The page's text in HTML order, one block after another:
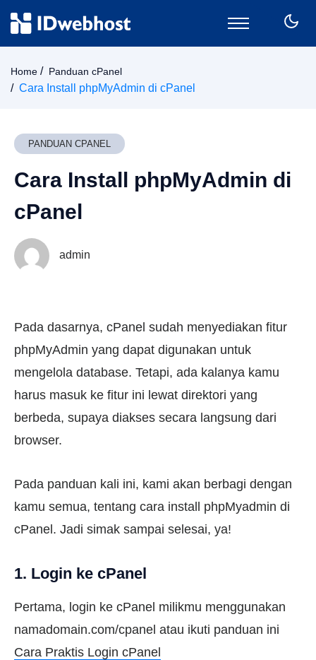
Hosting
Wordpress
Home Panduan cPanel
Cara Install phpMyAdmin di cPanel
PANDUAN CPANEL
Cara Install phpMyAdmin di
cPanel
admin
Pada dasarnya, cPanel sudah menyediakan fitur
phpMyAdmin yang dapat digunakan untuk
mengelola database. Tetapi, ada kalanya kamu
harus masuk ke fitur ini lewat direktori yang
berbeda, supaya diakses secara langsung dari
browser.
Pada panduan kali ini, kami akan berbagi dengan
kamu semua, tentang cara install phpMyadmin di
cPanel. Jadi simak sampai selesai, ya!
1. Login ke cPanel
Pertama, login ke cPanel milikmu menggunakan
namadomain.com/cpanel atau ikuti panduan ini
Cara Praktis Login cPanel